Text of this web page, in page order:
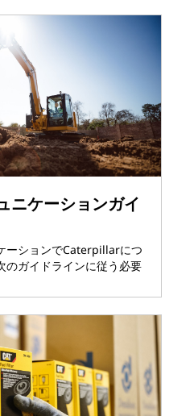
ニケーションガイ
ーションでCaterpillarにつ
のガイドラインに従う必要